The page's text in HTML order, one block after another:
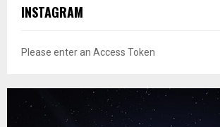
INSTAGRAM
Please enter an Access Token